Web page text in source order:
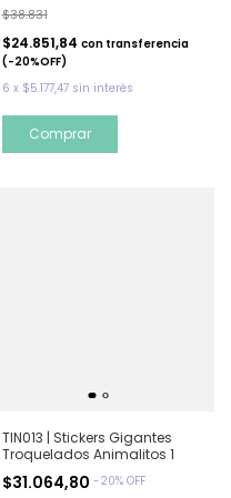
$38.831
$24.851,84 con transferencia
(-20%OFF)
6 x $5.177,47 sin interés
TIN013 | Stickers Gigantes
Troquelados Animalitos 1
$31.064,80 -20% OFF